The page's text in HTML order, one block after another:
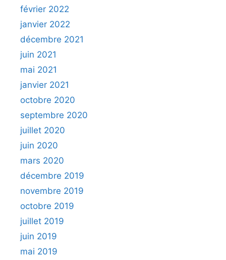
février 2022
janvier 2022
décembre 2021
juin 2021
mai 2021
janvier 2021
octobre 2020
septembre 2020
juillet 2020
juin 2020
mars 2020
décembre 2019
novembre 2019
octobre 2019
juillet 2019
juin 2019
mai 2019